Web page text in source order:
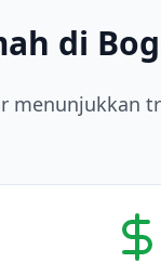
di
menunjukkan